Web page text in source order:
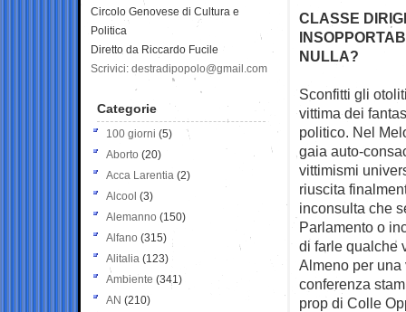
CLASSE
NULLA?
Sconfitti gli
vittima dei
politico. Nel
gaia auto-
vittimismi
riuscita
inconsulta che
Parlamento o
di farle qualche
Almeno per
conferenza
prop di Colle
Circolo Genovese di Cultura e
Politica
Diretto da Riccardo Fucile
Scrivici: destradipopolo@gmail.com
Categorie
100 giorni (5)
Aborto (20)
Acca Larentia (2)
Alcool (3)
Alemanno (150)
Alfano (315)
Alitalia (123)
Ambiente (341)
AN (210)